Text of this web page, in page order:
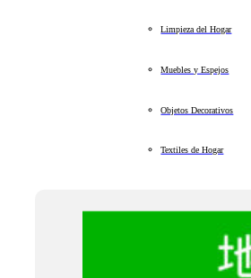
Limpieza del Hogar
Muebles y Espejos
Objetos Decorativos
Textiles de Hogar